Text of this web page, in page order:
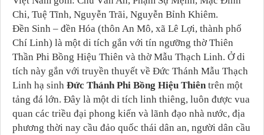
Chi, Tuệ Tĩnh, Nguyễn Trãi, Nguyễn Bỉnh Khiêm.
Đền Sinh – đền Hóa (thôn An Mô, xã Lê Lợi, thành phố
Chí Linh) là một di tích gắn với tín ngưỡng thờ Thiên
Thần Phi Bồng Hiệu Thiên và thờ Mẫu Thạch Linh. Ở di
tích này gắn với truyền thuyết về Đức Thánh Mẫu Thạch
Linh hạ sinh Đức Thánh Phi Bồng Hiệu Thiêntrên một
tảng đá lớn. Đây là một di tích linh thiêng, luôn được vua
quan các triều đại phong kiến và lãnh đạo nhà nước, địa
phương thời nay cầu đảo quốc thái dân an, người dân cầu